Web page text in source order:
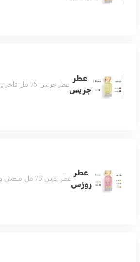
عطر
جريس
عطر جريس 75 مل فاخر ورسمي وفواح ومميز مثالي للمناسبات الخاصة يجعلك تتألق بثقة مكوناته الراقية من التوت واللذر والزعفران تمنحك رائحة أنيقة تدوم طويلا اختيارك الأفضل للإطلالة المتكاملة
عطر
روزس
عطر روزس 75 مل منعش وبارد ولطيف جداً أنثوي بامتياز عطر الأنوثة والجمال جميل كل وقت ولكل ذوق عطر لا تختلف عليه أي أنثى مكونات العطر الياسمين المسك الصندل الفانيلا البرتقال